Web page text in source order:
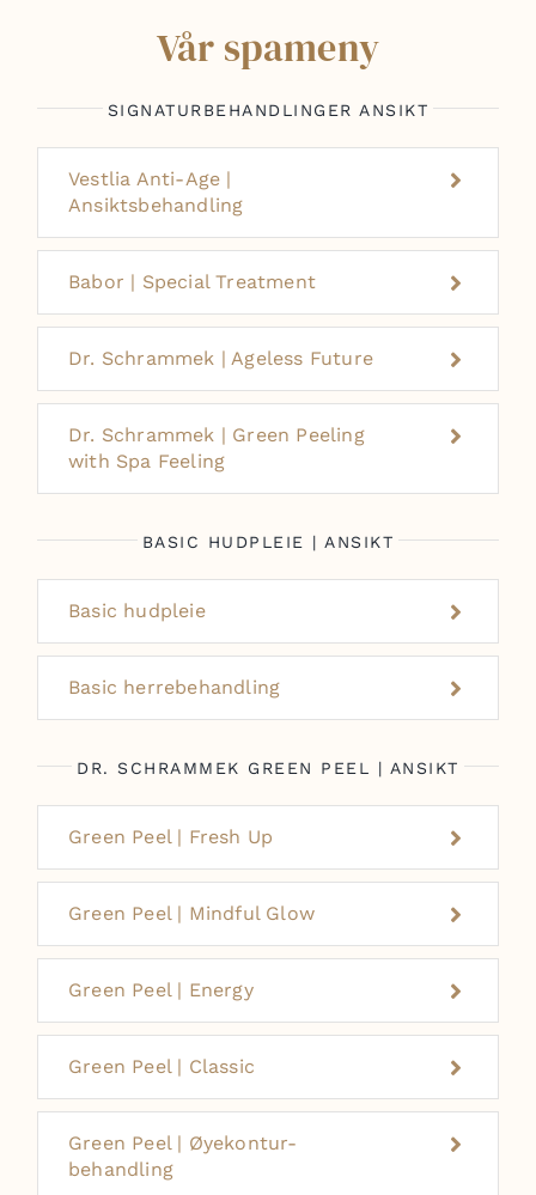
Vår spameny
SIGNATURBEHANDLINGER ANSIKT
Vestlia Anti-Age |
Ansiktsbehandling
Babor | Special Treatment
Dr. Schrammek | Ageless Future
Dr. Schrammek | Green Peeling
with Spa Feeling
BASIC HUDPLEIE | ANSIKT
Basic hudpleie
Basic herrebehandling
DR. SCHRAMMEK GREEN PEEL | ANSIKT
Green Peel | Fresh Up
Green Peel | Mindful Glow
Green Peel | Energy
Green Peel | Classic
Green Peel | Øyekontur-
behandling